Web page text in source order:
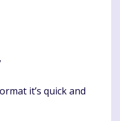
it’s quick and